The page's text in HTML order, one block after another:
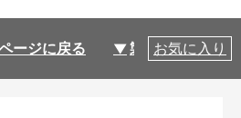
ージに戻る 製品仕様
お気に入り